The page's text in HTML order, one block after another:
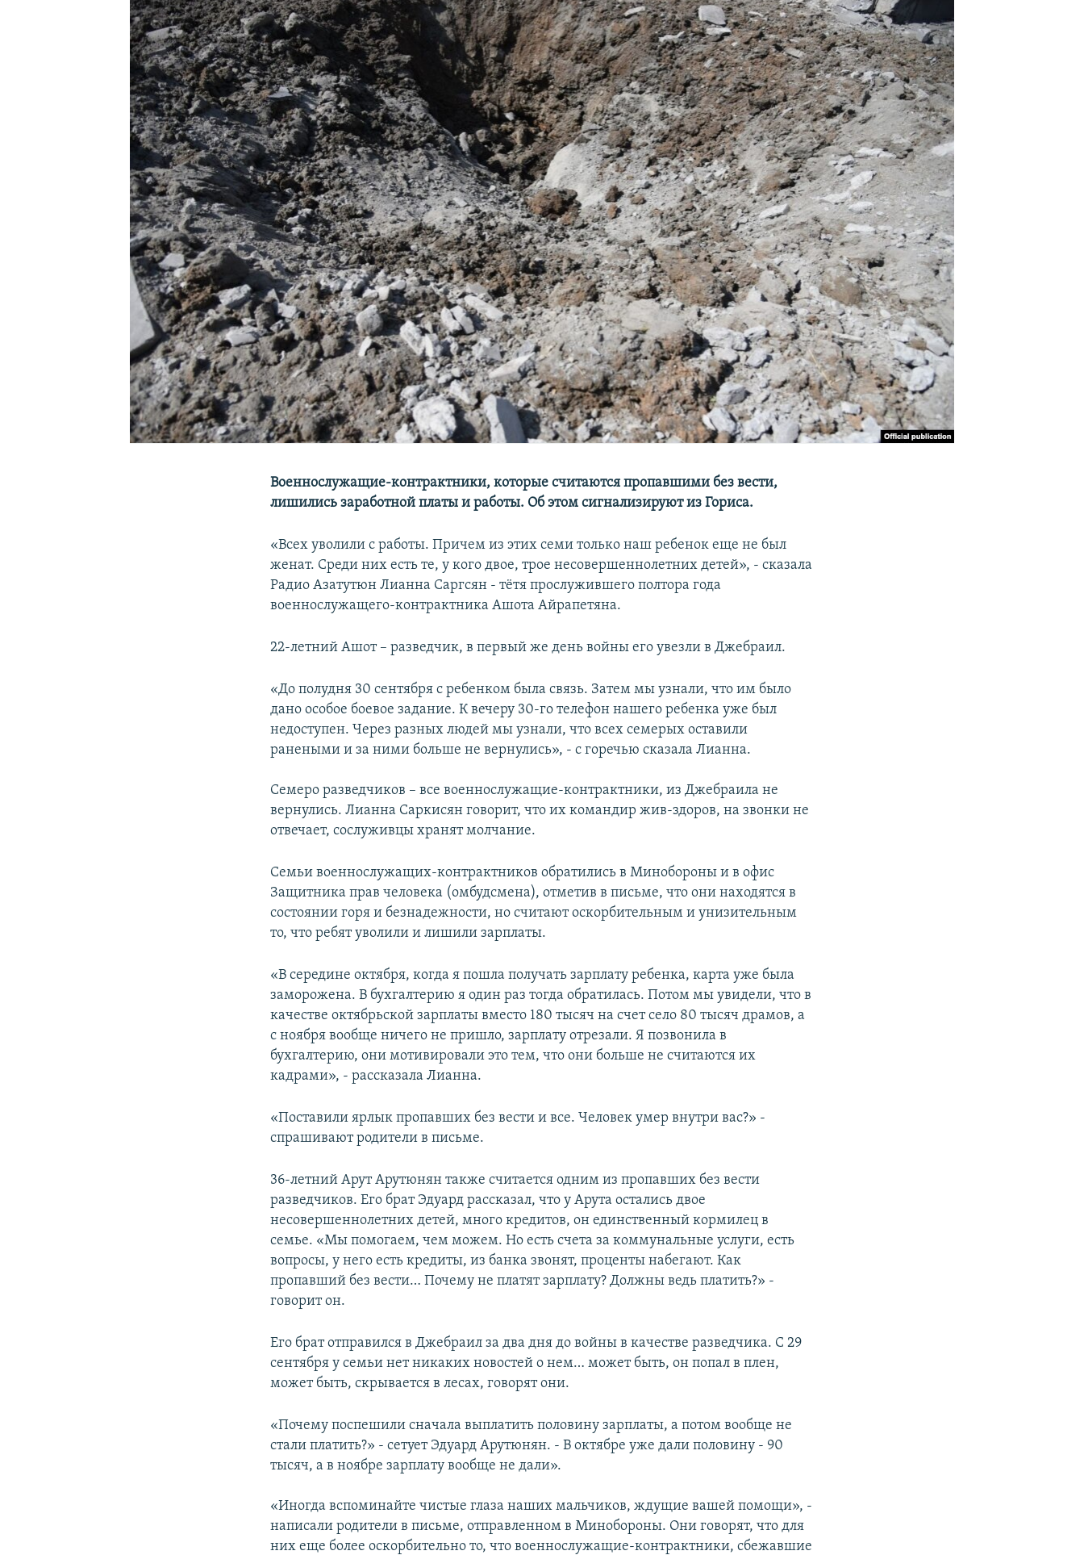
Военнослужащие-контрактники, которые считаются пропавшими без вести,
лишились заработной платы и работы. Об этом сигнализируют из Гориса.
«Всех уволили с работы. Причем из этих семи только наш ребенок еще не был
женат. Среди них есть те, у кого двое, трое несовершеннолетних детей», - сказала
Радио Азатутюн Лианна Саргсян - тётя прослужившего полтора года
военнослужащего-контрактника Ашота Айрапетяна.
22-летний Ашот – разведчик, в первый же день войны его увезли в Джебраил.
«До полудня 30 сентября с ребенком была связь. Затем мы узнали, что им было
дано особое боевое задание. К вечеру 30-го телефон нашего ребенка уже был
недоступен. Через разных людей мы узнали, что всех семерых оставили
ранеными и за ними больше не вернулись», - с горечью сказала Лианна.
Семеро разведчиков – все военнослужащие-контрактники, из Джебраила не
вернулись. Лианна Саркисян говорит, что их командир жив-здоров, на звонки не
отвечает, сослуживцы хранят молчание.
Семьи военнослужащих-контрактников обратились в Минобороны и в офис
Защитника прав человека (омбудсмена), отметив в письме, что они находятся в
состоянии горя и безнадежности, но считают оскорбительным и унизительным
то, что ребят уволили и лишили зарплаты.
«В середине октября, когда я пошла получать зарплату ребенка, карта уже была
заморожена. В бухгалтерию я один раз тогда обратилась. Потом мы увидели, что в
качестве октябрьской зарплаты вместо 180 тысяч на счет село 80 тысяч драмов, а
с ноября вообще ничего не пришло, зарплату отрезали. Я позвонила в
бухгалтерию, они мотивировали это тем, что они больше не считаются их
кадрами», - рассказала Лианна.
«Поставили ярлык пропавших без вести и все. Человек умер внутри вас?» -
спрашивают родители в письме.
36-летний Арут Арутюнян также считается одним из пропавших без вести
разведчиков. Его брат Эдуард рассказал, что у Арута остались двое
несовершеннолетних детей, много кредитов, он единственный кормилец в
семье. «Мы помогаем, чем можем. Но есть счета за коммунальные услуги, есть
вопросы, у него есть кредиты, из банка звонят, проценты набегают. Как
пропавший без вести… Почему не платят зарплату? Должны ведь платить?» -
говорит он.
Его брат отправился в Джебраил за два дня до войны в качестве разведчика. С 29
сентября у семьи нет никаких новостей о нем… может быть, он попал в плен,
может быть, скрывается в лесах, говорят они.
«Почему поспешили сначала выплатить половину зарплаты, а потом вообще не
стали платить?» - сетует Эдуард Арутюнян. - В октябре уже дали половину - 90
тысяч, а в ноябре зарплату вообще не дали».
«Иногда вспоминайте чистые глаза наших мальчиков, ждущие вашей помощи», -
написали родители в письме, отправленном в Минобороны. Они говорят, что для
них еще более оскорбительно то, что военнослужащие-контрактники, сбежавшие